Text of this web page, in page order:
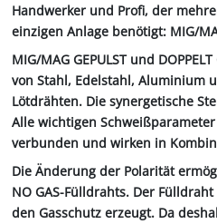
Handwerker und Profi, der
einzigen Anlage benötigt: MIG/
MIG/MAG GEPULST und
von Stahl, Edelstahl, Aluminium
Lötdrähten. Die synergetische
Alle wichtigen
verbunden und wirken in
Die Änderung der Polarität
NO GAS-Fülldrahts. Der
den Gasschutz erzeugt. Da